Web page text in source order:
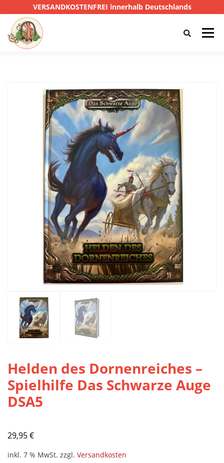
VERSANDKOSTENFREI innerhalb Deutschlands
Menü
DAS SCHWARZE AUGE D&D PRIVATE EYE
SONSTIGE 0,00 €
Helden des Dornenreiches –
Spielhilfe Das Schwarze Auge
DSA5
29,95€
inkl. 7 % MwSt. zzgl. Versandkosten